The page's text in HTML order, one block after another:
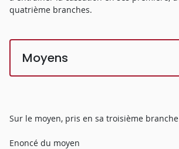
quatrième branches.
Moyens
Sur le moyen, pris en sa troisième branche
Enoncé du moyen